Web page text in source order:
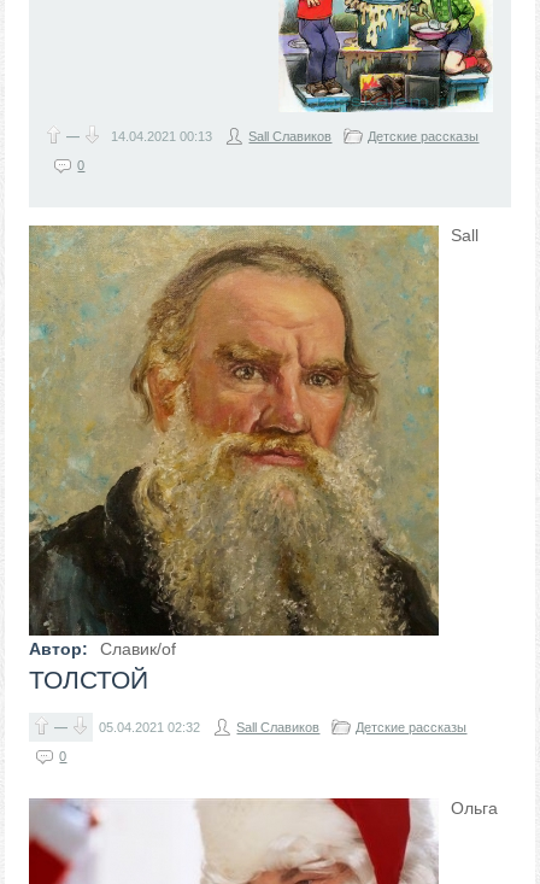
— 14.04.202100:13 Sall Славиков
Детские рассказы
0
Автор:
Sall
Славик/оf
ТОЛСТОЙ
— 05.04.202102:32 Sall Славиков
Детские рассказы
0
Ольга